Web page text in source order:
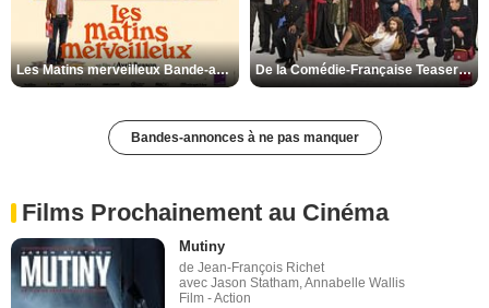
Les Matins merveilleux Bande-annonce VF De la Comédie-Française Teaser VF
Bandes-annonces à ne pas manquer
Films Prochainement au Cinéma
Mutiny
de Jean-François Richet
avec Jason Statham, Annabelle Wallis
Film - Action